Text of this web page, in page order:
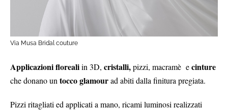
Via Musa Bridal couture
Applicazioni florealiin 3D, cristalli,pizzi, macramè ecinture
che donano un tocco glamourad abiti dalla finitura pregiata.
Pizzi ritagliati ed applicati a mano, ricami luminosi realizzati